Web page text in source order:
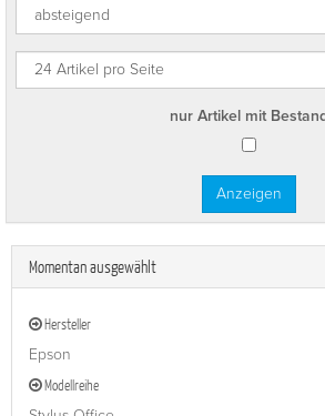
nur Artikel mit
Momentan ausgewählt
Hersteller
Epson
Modellreihe